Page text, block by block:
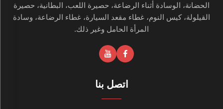
الحضانة، الوسادة أثناء الرضاعة، حصيرة اللعب، البطانية، حصيرة
القيلولة، كيس النوم، غطاء مقعد السيارة، غطاء الرضاعة، وسادة
المرأة الحامل وغير ذلك.
اتصل بنا